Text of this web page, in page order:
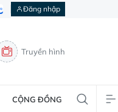
Đăng nhập
Truyền hình
CỘNG ĐỒNG